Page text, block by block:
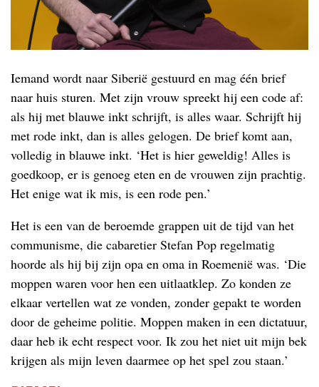
Iemand wordt naar Siberië gestuurd en mag één brief
naar huis sturen. Met zijn vrouw spreekt hij een code af:
als hij met blauwe inkt schrijft, is alles waar. Schrijft hij
met rode inkt, dan is alles gelogen. De brief komt aan,
volledig in blauwe inkt. ‘Het is hier geweldig! Alles is
goedkoop, er is genoeg eten en de vrouwen zijn prachtig.
Het enige wat ik mis, is een rode pen.’
Het is een van de beroemde grappen uit de tijd van het
communisme, die cabaretier Stefan Pop regelmatig
hoorde als hij bij zijn opa en oma in Roemenië was. ‘Die
moppen waren voor hen een uitlaatklep. Zo konden ze
elkaar vertellen wat ze vonden, zonder gepakt te worden
door de geheime politie. Moppen maken in een dictatuur,
daar heb ik echt respect voor. Ik zou het niet uit mijn bek
krijgen als mijn leven daarmee op het spel zou staan.’